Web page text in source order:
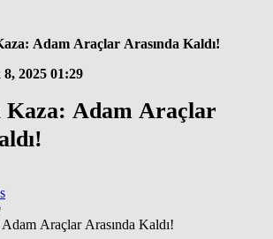
Adam Araçlar Arasında Kaldı!
2025 01:29
Kaza: Adam Araçlar